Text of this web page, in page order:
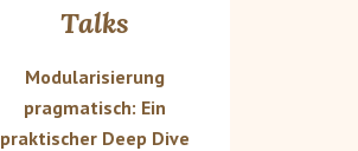
Talks
Modularisierung
pragmatisch: Ein
praktischer Deep Dive